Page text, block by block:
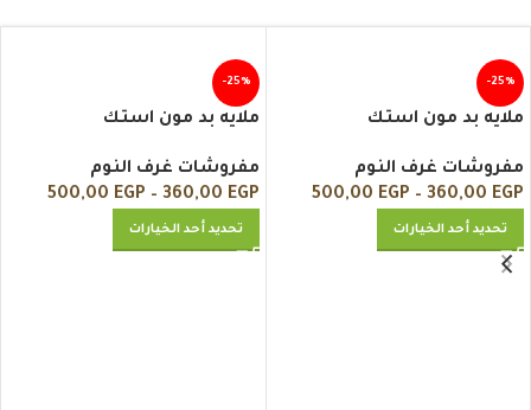
-25%
ملايه بد مون استك
مفروشات غرف النوم
360,00 EGP
–
500,00 EGP
تحديد أحد الخيارات
-25%
ملايه بد مون استك
مفروشات غرف النوم
360,00 EGP
–
500,00 EGP
تحديد أحد الخيارات